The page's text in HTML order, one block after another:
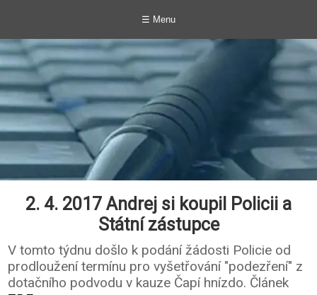
☰ Menu
2. 4. 2017 Andrej si koupil Policii a
Státní zástupce
V tomto týdnu došlo k podání žádosti Policie od
prodloužení termínu pro vyšetřování "podezření" z
dotačního podvodu v kauze Čapí hnízdo. Článek